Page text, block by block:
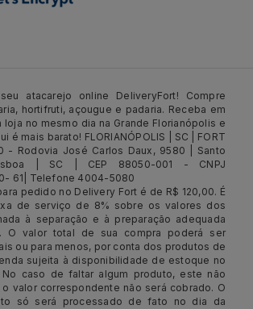
atacarejo online DeliveryFort! Compre
hortifruti, açougue e padaria. Receba em
loja no mesmo dia na Grande Florianópolis e
é mais barato! FLORIANÓPOLIS | SC | FORT
- Rodovia José Carlos Daux, 9580 | Santo
| SC | CEP 88050-001 - CNPJ
61| Telefone 4004-5080
pedido no Delivery Fort é de R$ 120,00. É
de serviço de 8% sobre os valores dos
à separação e à preparação adequada
O valor total de sua compra poderá ser
ou para menos, por conta dos produtos de
sujeita à disponibilidade de estoque no
caso de faltar algum produto, este não
valor correspondente não será cobrado. O
só será processado de fato no dia da